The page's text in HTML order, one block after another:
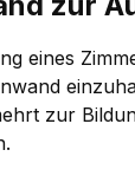
eines
zur